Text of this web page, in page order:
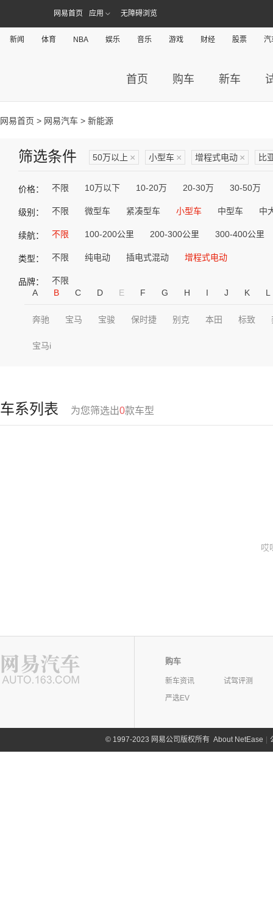
网易首页 应用 无障碍浏览
新闻 体育 NBA 娱乐 音乐 游戏 财经 股票 汽
首页 购车 新车
网易首页 > 网易汽车 > 新能源
筛选条件 50万以上 × 小型车 × 增程式电动 × 比
价格： 不限 10万以下 10-20万 20-30万 30-50万
级别： 不限 微型车 紧凑型车 小型车 中型车 中
续航： 不限 100-200公里 200-300公里 300-400公里
类型： 不限 纯电动 插电式混动 增程式电动
品牌：
不限
A
B C D E F G H I J K L
奔驰 宝马 宝骏 保时捷 别克 本田 标致
宝马i
车系列表 为您筛选出0款车型
哎
购车
新车资讯
试驾评测
严选EV
©1997-2023 网易公司版权所有 About NetEase